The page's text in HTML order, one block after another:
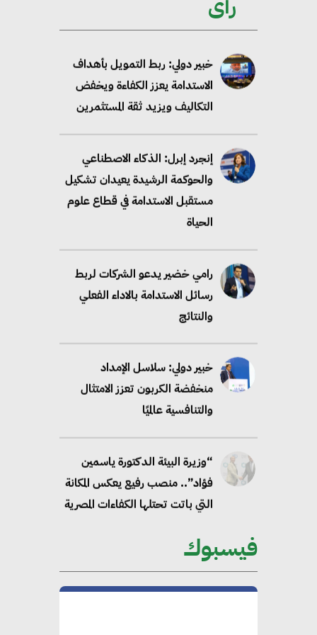
والسياسات
خبير دولي: ربط التمويل بأهداف
الاستدامة يعزز الكفاءة ويخفض
التكاليف ويزيد ثقة المستثمرين
إنجرد إبرل: الذكاء الاصطناعي
والحوكمة الرشيدة يعيدان تشكيل
مستقبل الاستدامة في قطاع علوم
الحياة
رامي خضير يدعو الشركات لربط
رسائل الاستدامة بالاداء الفعلي
والنتائج
خبير دولي: سلاسل الإمداد
منخفضة الكربون تعزز الامتثال
والتنافسية عالميًا
“وزيرة البيئة الدكتورة ياسمين
فؤاد”.. منصب رفيع يعكس المكانة
التي باتت تحتلها الكفاءات المصرية
محلب : المباني الخضراء إضافة
فيسبوك